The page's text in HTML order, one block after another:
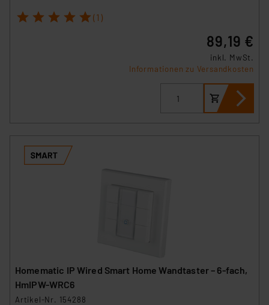
1 2 3 4 5 (1)
89,19 €
inkl. MwSt.
Informationen zu Versandkosten
Homematic IP Wired Smart Home Wandtaster – 6-fach,
HmIPW-WRC6
Artikel-Nr. 154288